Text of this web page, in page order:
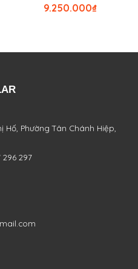
₫
9.250.000
Hố, PhườngTân Chánh Hiệp,
297